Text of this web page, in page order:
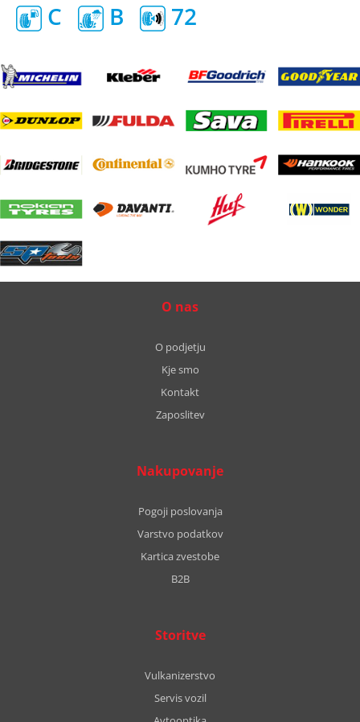
C B 72
O nas
O podjetju
Kje smo
Kontakt
Zaposlitev
Nakupovanje
Pogoji poslovanja
Varstvo podatkov
Kartica zvestobe
B2B
Storitve
Vulkanizerstvo
Servis vozil